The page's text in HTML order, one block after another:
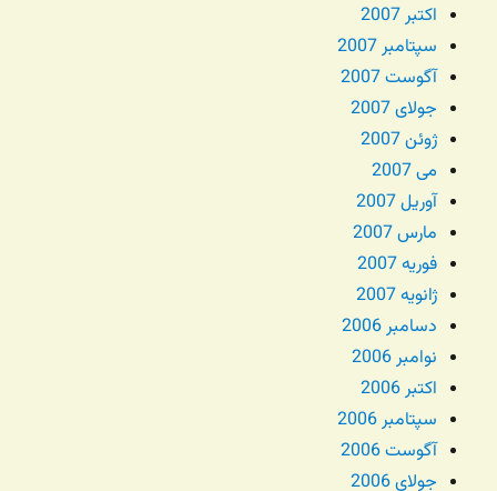
اکتبر 2007
سپتامبر 2007
آگوست 2007
جولای 2007
ژوئن 2007
می 2007
آوریل 2007
مارس 2007
فوریه 2007
ژانویه 2007
دسامبر 2006
نوامبر 2006
اکتبر 2006
سپتامبر 2006
آگوست 2006
جولای 2006